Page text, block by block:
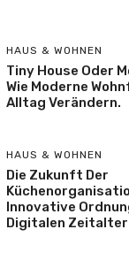
HAUS & WOHNEN
Tiny House Oder
Wie Moderne
Alltag Verändern.
HAUS & WOHNEN
Die Zukunft Der
Innovative
Digitalen Zeitalter